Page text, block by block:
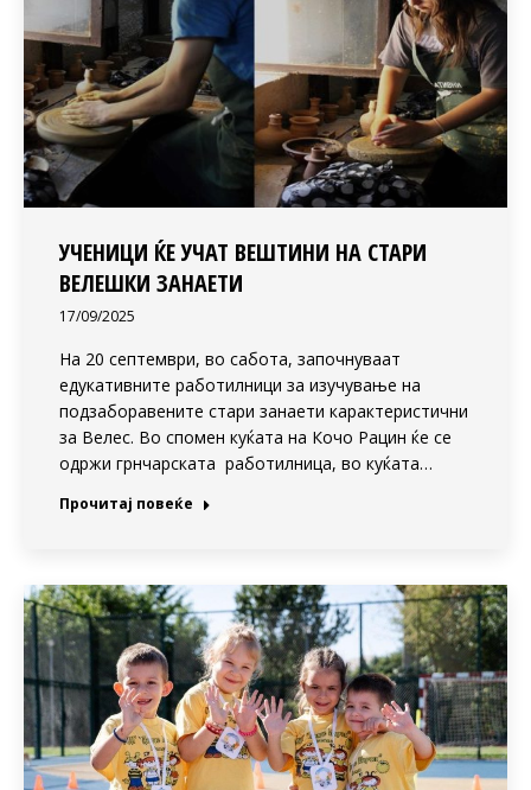
УЧЕНИЦИ ЌЕ УЧАТ ВЕШТИНИ НА СТАРИ
ВЕЛЕШКИ ЗАНАЕТИ
17/09/2025
На 20 септември, во сабота, започнуваат
едукативните работилници за изучување на
подзаборавените стари занаети карактеристични
за Велес. Во спомен куќата на Кочо Рацин ќе се
одржи грнчарската работилница, во куќата…
Прочитај повеќе